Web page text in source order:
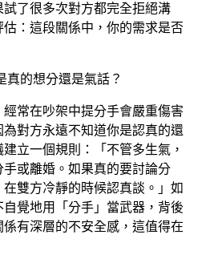
試了很多次對方都完全拒絕溝
：這段關係中，你的需求是否
真的想分還是氣話？
經常在吵架中提分手會嚴重傷害
為對方永遠不知道你是認真的還
立一個規則：「不管多生氣，
或離婚。如果真的要討論分
雙方冷靜的時候認真談。」如
覺地用「分手」當武器，背後
有深層的不安全感，這值得在